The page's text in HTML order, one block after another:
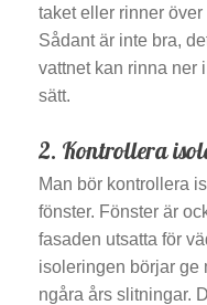
taket eller rinner över
Sådant är inte bra,
vattnet kan rinna ner
sätt.
2. Kontrollera
Man bör kontrollera
fönster. Fönster är
fasaden utsatta för
isoleringen börjar ge
ngåra års slitningar.